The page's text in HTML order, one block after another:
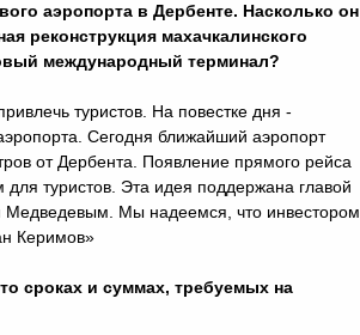
аэропорта в Дербенте. Насколько он
реконструкция махачкалинского
международный терминал?
туристов. На повестке дня -
Сегодня ближайший аэропорт
от Дербента. Появление прямого рейса
туристов. Эта идея поддержана главой
Медведевым. Мы надеемся, что инвестором
Керимов»
сроках и суммах, требуемых на